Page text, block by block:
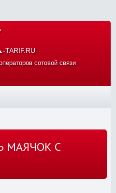
-TARIF.RU
сотовой связи
МАЯЧОК С